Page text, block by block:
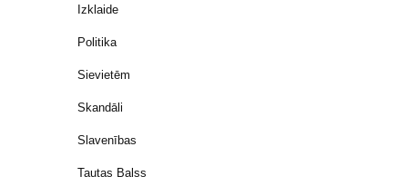
Izklaide
Politika
Sievietēm
Skandāli
Slavenības
Tautas Balss